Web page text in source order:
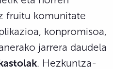
fruitu komunitate
konpromisoa,
jarrera daudela
. Hezkuntza-